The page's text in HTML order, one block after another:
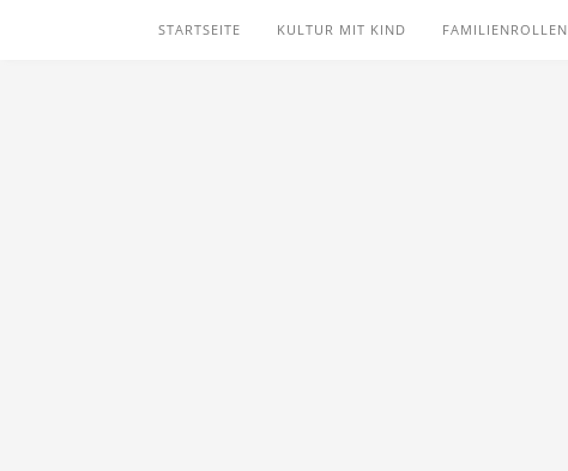
STARTSEITE KULTUR MIT KIND FAMILIENROLLEN